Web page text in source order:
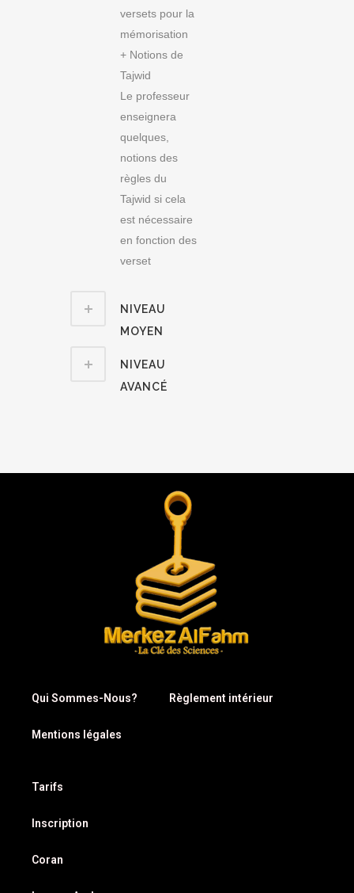
versets pour la
mémorisation
+ Notions de
Tajwid
Le professeur
enseignera
quelques,
notions des
règles du
Tajwid si cela
est nécessaire
en fonction des
verset
NIVEAU
MOYEN
NIVEAU
AVANCÉ
Qui Sommes-Nous? Règlement intérieur
Mentions légales
Tarifs
Inscription
Coran